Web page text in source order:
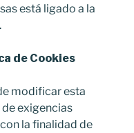
está ligado a la
de Cookies
modificar esta
exigencias
la finalidad de